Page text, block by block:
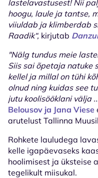
lastelavastusest! Nii
hoogu, laule ja tantse,
viiuldab ja klimberdab
Raadik“, kirjutab
"Nälg tundus meie
Siis sai õpetaja natuke
kellel ja millal on tühi
olnud ning kuidas see
jutu koolisööklani välja
Belousov ja Jana Viese
arutelust Tallinna
Rohkete lauludega
kelle igapäevaseks
hoolimisest ja üksteise
tegelikult miisukal.